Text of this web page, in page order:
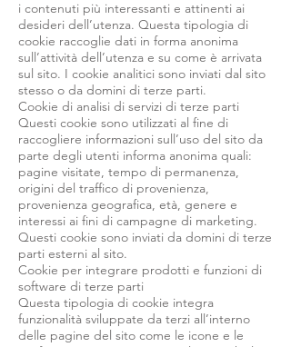
i contenuti più interessanti e attinenti ai
desideri dell’utenza. Questa tipologia di
cookie raccoglie dati in forma anonima
sull’attività dell’utenza e su come è arrivata
sul sito. I cookie analitici sono inviati dal sito
stesso o da domini di terze parti.
Cookie di analisi di servizi di terze parti
Questi cookie sono utilizzati al fine di
raccogliere informazioni sull’uso del sito da
parte degli utenti informa anonima quali:
pagine visitate, tempo di permanenza,
origini del traffico di provenienza,
provenienza geografica, età, genere e
interessi ai fini di campagne di marketing.
Questi cookie sono inviati da domini di terze
parti esterni al sito.
Cookie per integrare prodotti e funzioni di
software di terze parti
Questa tipologia di cookie integra
funzionalità sviluppate da terzi all’interno
delle pagine del sito come le icone e le